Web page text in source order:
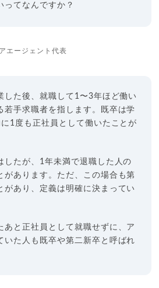
ってなんですか？
エージェント代表
した後、就職して1〜3年ほど働い
若手求職者を指します。既卒は学
1度も正社員として働いたことが
したが、1年未満で退職した人の
があります。ただ、この場合も第
があり、定義は明確に決まってい
あと正社員として就職せずに、ア
いた人も既卒や第二新卒と呼ばれ